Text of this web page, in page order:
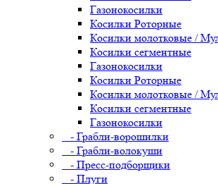
Газонокосилки
Косилки Роторные
Косилки молотковые /
Косилки сегментные
Газонокосилки
Косилки Роторные
Косилки молотковые /
Косилки сегментные
Газонокосилки
- Грабли-ворошилки
- Грабли-волокуши
- Пресс-подборщики
- Плуги